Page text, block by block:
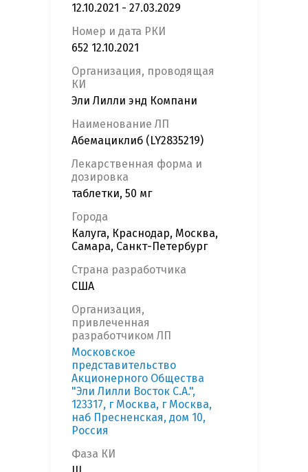
12.10.2021 - 27.03.2029
Номер и дата РКИ
652 12.10.2021
Организация, проводящая
КИ
Эли Лилли энд Компани
Наименование ЛП
Абемациклиб (LY2835219)
Лекарственная форма и
дозировка
таблетки, 50 мг
Города
Калуга, Краснодар, Москва,
Самара, Санкт-Петербург
Страна разработчика
США
Организация,
привлеченная
разработчиком ЛП
Московское
представительство
Акционерного Общества
"Эли Лилли Восток С.А.",
123317, г Москва, г Москва,
наб Пресненская, дом 10,
Россия
Фаза КИ